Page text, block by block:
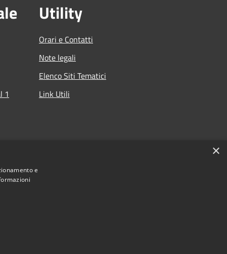
1
Utility
Orari e Contatti
Note legali
Elenco Siti Tematici
Link Utili
del Lario e dei Laghi Minori • Powered by
×
e